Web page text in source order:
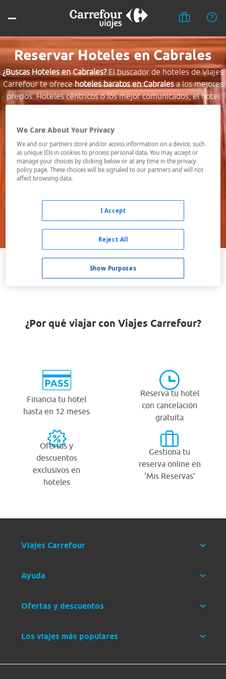
Reservar Hoteles en Cabrales
¿Buscas Hoteles en Cabrales?El buscador de hoteles de Viajes
Carrefour te ofrecehoteles baratos en Cabralesa los mejores
precios. Hoteles céntricos o los mejor comunicados, el hotel
que busques nosotros te lo encontramos al mejor precio.
Destino *
Fechas *
07/08/2026 - 08/08/2026
Buscar
VER TODOS LOS HOTELES BARATOS EN CABRALES
¿Por qué viajar con Viajes Carrefour?
Financia tu hotel
hasta en 12 meses
Reserva tu hotel
con cancelación
gratuita
Ofertas y
descuentos
exclusivos en
hoteles
Gestiona tu
reserva online en
‘Mis Reservas’
Viajes Carrefour
Ayuda
Ofertas y descuentos
Los viajes más populares
We Care About Your Privacy
We and our partners store and/or access information on a device, such
as unique IDs in cookies to process personal data. You may accept or
manage your choices by clicking below or at any time in the privacy
policy page. These choices will be signaled to our partners and will not
affect browsing data.
Show Purposes
Reject All
I Accept